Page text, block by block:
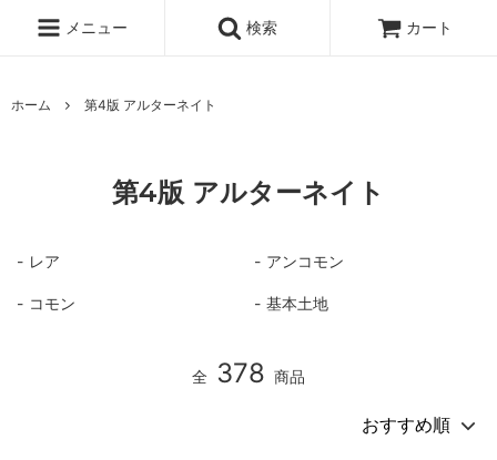
メニュー 検索 カート
ホーム 第4版 アルターネイト
第4版 アルターネイト
レア アンコモン
コモン 基本土地
全 378 商品